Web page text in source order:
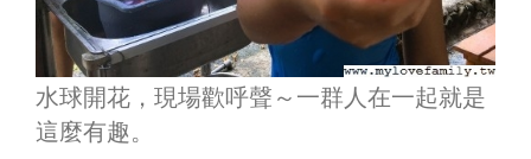
水球開花，現場歡呼聲～一群人在一起就是
這麼有趣。